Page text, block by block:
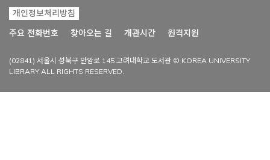
개인정보처리방침
주요 전화번호
찾아오는 길 개관시간 원격지원
(02841) 서울시 성북구 안암로 145 고려대학교 도서관 © KOREA UNIVERSITY
LIBRARY ALL RIGHTS RESERVED.